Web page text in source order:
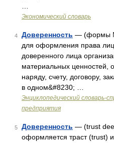
Экономический словарь
4 Доверенность — (формы
для оформления права
доверенного лица
материальных ценностей,
наряду, счету, договору,
в одном&#8230; …
Энциклопедический словарь-
предприятия
5 Доверенность — (trust
оформляется траст (trust)